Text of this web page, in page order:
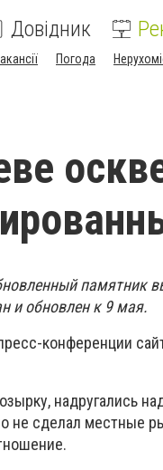
Довідник
Погода
памятник
и обновлен к 9 мая.
конференции
надругались
не сделал местные